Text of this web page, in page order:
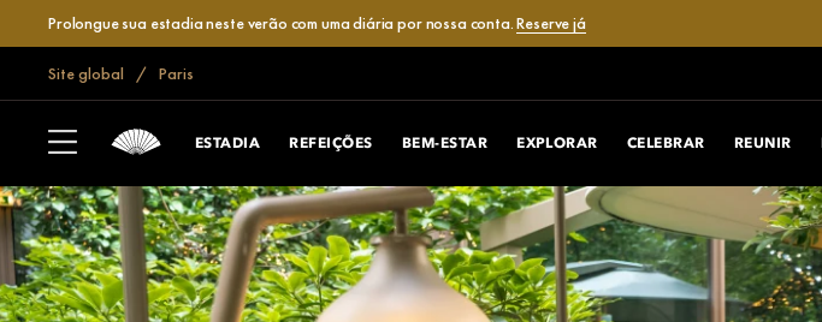
Prolongue sua estadia neste verão com uma diária por nossa conta.Reserve já
Site global Paris
ESTADIA REFEIÇÕES BEM-ESTAR EXPLORAR CELEBRAR REUNIR